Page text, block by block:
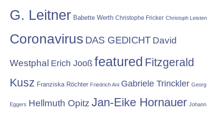
G. Leitner Babette Werth Christophe Fricker Christoph Leisten
Coronavirus DAS GEDICHT David
Westphal Erich Jooß featured Fitzgerald
Kusz Franziska Röchter Friedrich Ani Gabriele Trinckler Georg
Eggers Hellmuth Opitz Jan-Eike Hornauer Johann